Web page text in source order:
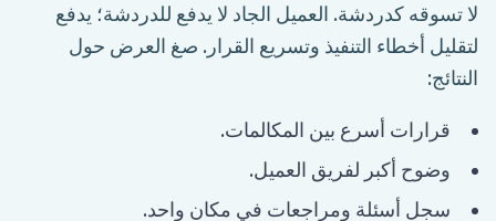
لا تسوقه كدردشة. العميل الجاد لا يدفع للدردشة؛ يدفع
لتقليل أخطاء التنفيذ وتسريع القرار. صغ العرض حول
النتائج:
قرارات أسرع بين المكالمات.
وضوح أكبر لفريق العميل.
سجل أسئلة ومراجعات في مكان واحد.